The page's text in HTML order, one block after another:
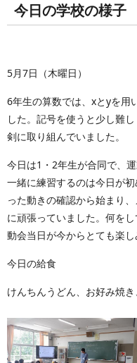
今日の学校の様子
5月7日（木曜日）
6年生の算数では、xとyを用
した。記号を使うと少し難
剣に取り組んでいました。
今日は1・2年生が合同で、
一緒に練習するのは今日が
った動きの確認から始まり
に頑張っていました。何を
動会当日が今からとても楽し
今日の給食
けんちんうどん、お好み焼